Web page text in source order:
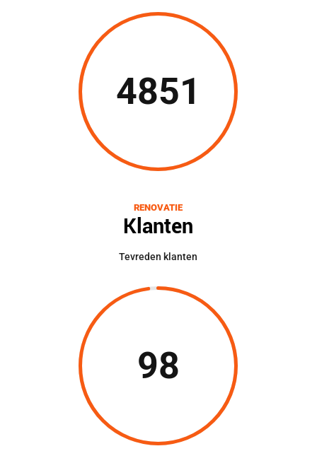
4851
RENOVATIE
Klanten
Tevreden klanten
98